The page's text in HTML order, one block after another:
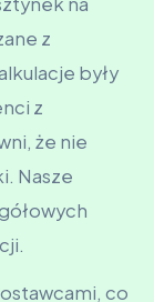
z
były
z
że nie
Nasze
co